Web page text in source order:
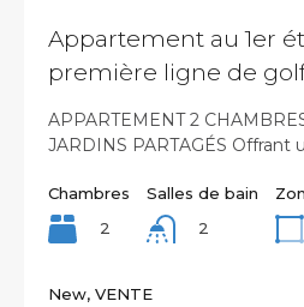
Appartement au 1er
première ligne de
APPARTEMENT 2
JARDINS PARTAGÉS Offrant
Chambres
2
Salles de bain
2
New, VENTE